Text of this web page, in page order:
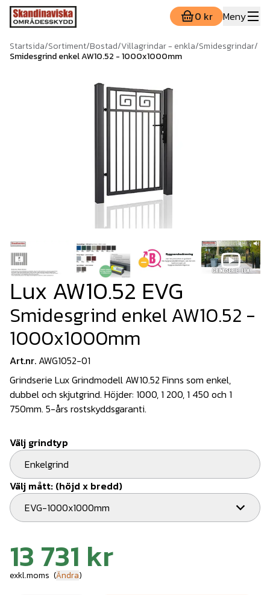
0 kr Meny
Startsida/Sortiment/Bostad/Villagrindar - enkla/Smidesgrindar/
Smidesgrind enkel AW10.52 - 1000x1000mm
Lux AW10.52 EVG
Smidesgrind enkel AW10.52 -
1000x1000mm
Art.nr. AWG1052-01
Grindserie Lux Grindmodell AW10.52 Finns som enkel,
dubbel och skjutgrind. Höjder: 1000, 1 200, 1 450 och 1
750mm. 5-års rostskyddsgaranti.
Välj grindtyp
Enkelgrind
Välj mått: (höjd x bredd)
EVG-1000x1000mm
13 731 kr
exkl.moms (Ändra)